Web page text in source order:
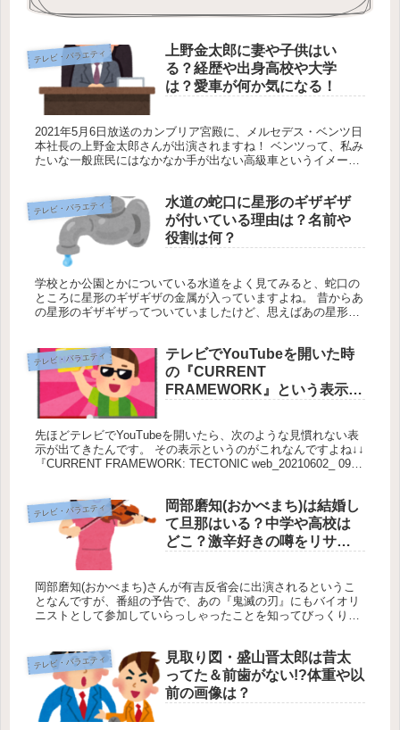
テレビ・バラエティ
上野金太郎に妻や子供はい
る？経歴や出身高校や大学
は？愛車が何か気になる！
2021年5月6日放送のカンブリア宮殿に、メルセデス・ベンツ日
本社長の上野金太郎さんが出演されますね！ ベンツって、私み
たいな一般庶民にはなかなか手が出ない高級車というイメージ
テレビ・バラエティ
水道の蛇口に星形のギザギザ
が付いている理由は？名前や
役割は何？
学校とか公園とかについている水道をよく見てみると、蛇口の
ところに星形のギザギザの金属が入っていますよね。 昔からあ
の星形のギザギザってついていましたけど、思えばあの星形の
テレビ・バラエティ
テレビでYouTubeを開いた時
の『CURRENT
FRAMEWORK』という表示の
先ほどテレビでYouTubeを開いたら、次のような見慣れない表
示が出てきたんです。 その表示というのがこれなんですよね↓↓
『CURRENT FRAMEWORK: TECTONIC web_20210602_ 09_
テレビ・バラエティ
岡部磨知(おかべまち)は結婚し
て旦那はいる？中学や高校は
どこ？激辛好きの噂をリサー
岡部磨知(おかべまち)さんが有吉反省会に出演されるというこ
となんですが、番組の予告で、あの『鬼滅の刃』にもバイオリ
ニストとして参加していらっしゃったことを知ってびっくりし
テレビ・バラエティ
見取り図・盛山晋太郎は昔太
ってた＆前歯がない!?体重や以
前の画像は？